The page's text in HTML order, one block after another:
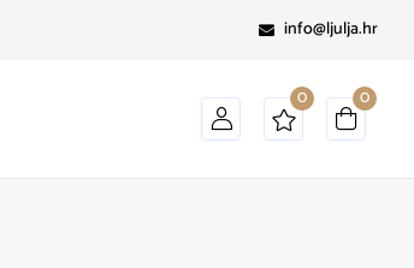
info@ljulja.hr
0 0